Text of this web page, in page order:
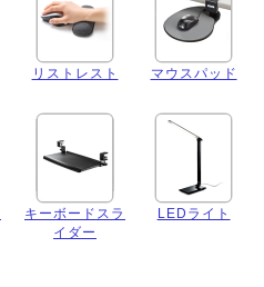
リストレスト マウスパッド
キーボードスラ
イダー
LEDライト